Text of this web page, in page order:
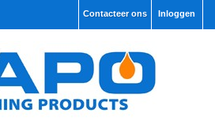
Inloggen
Contacteer ons